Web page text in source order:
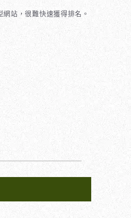
站，很難快速獲得排名。